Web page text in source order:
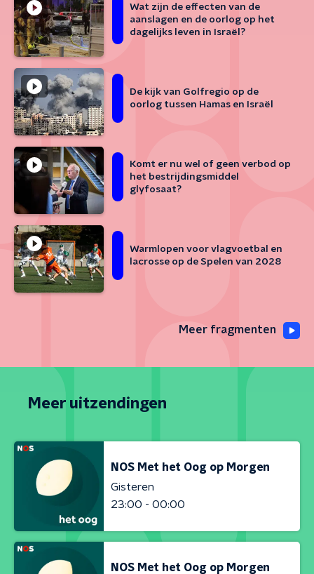
Wat zijn de effecten van de
aanslagen en de oorlog op het
dagelijks leven in Israël?
De kijk van Golfregio op de
oorlog tussen Hamas en Israël
Komt er nu wel of geen verbod op
het bestrijdingsmiddel
glyfosaat?
Warmlopen voor vlagvoetbal en
lacrosse op de Spelen van 2028
Meer fragmenten
Meer uitzendingen
NOS Met het Oog op Morgen
Gisteren
23:00 - 00:00
NOS Met het Oog op Morgen